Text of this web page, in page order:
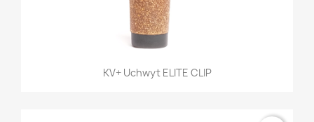
KV+ Uchwyt ELITE CLIP